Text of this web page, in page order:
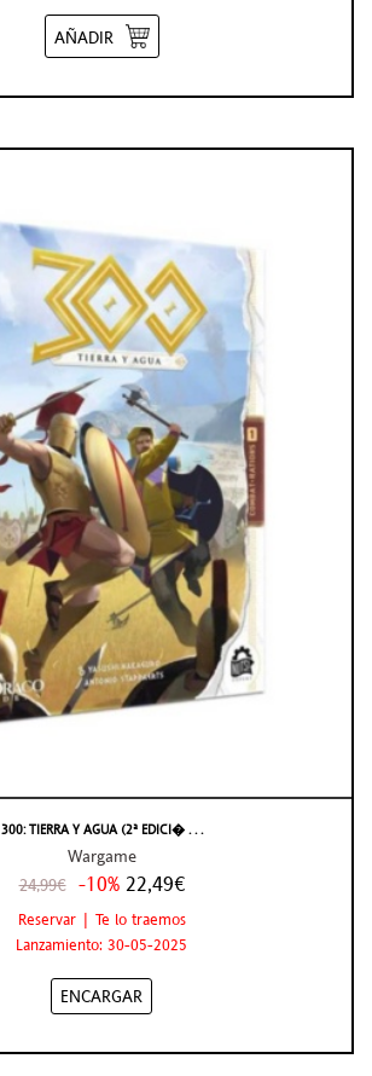
AÑADIR
300: TIERRA Y AGUA (2ª EDICI� . . .
Wargame
24,99€ -10% 22,49€
Reservar | Te lo traemos
Lanzamiento: 30-05-2025
ENCARGAR